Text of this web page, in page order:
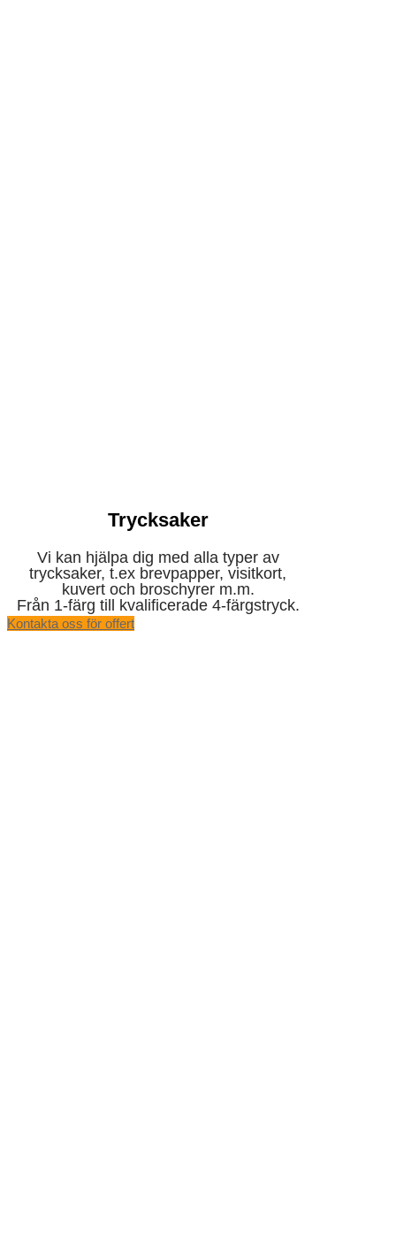
Trycksaker
Vi kan hjälpa dig med alla typer av
trycksaker, t.ex brevpapper, visitkort,
kuvert och broschyrer m.m.
Från 1-färg till kvalificerade 4-färgstryck.
Kontakta oss för offert